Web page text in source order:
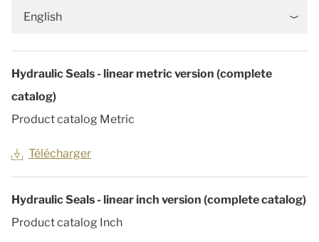
English
Hydraulic Seals - linear metric version (complete
catalog)
Product catalog Metric
Télécharger
Hydraulic Seals - linear inch version (complete catalog)
Product catalog Inch